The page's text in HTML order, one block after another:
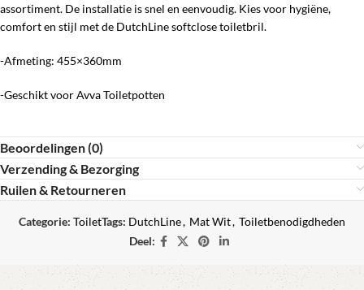
assortiment. De installatie is snel en eenvoudig. Kies voor hygiëne,
comfort en stijl met de DutchLine softclose toiletbril.
-Afmeting: 455×360mm
-Geschikt voor Avva Toiletpotten
Beoordelingen (0)
Verzending & Bezorging
Ruilen & Retourneren
Categorie: ToiletTags: DutchLine, Mat Wit, Toiletbenodigdheden
Deel: